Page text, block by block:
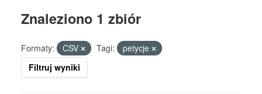
Znaleziono 1 zbiór
Formaty: CSV Tagi:
petycje
Filtruj wyniki